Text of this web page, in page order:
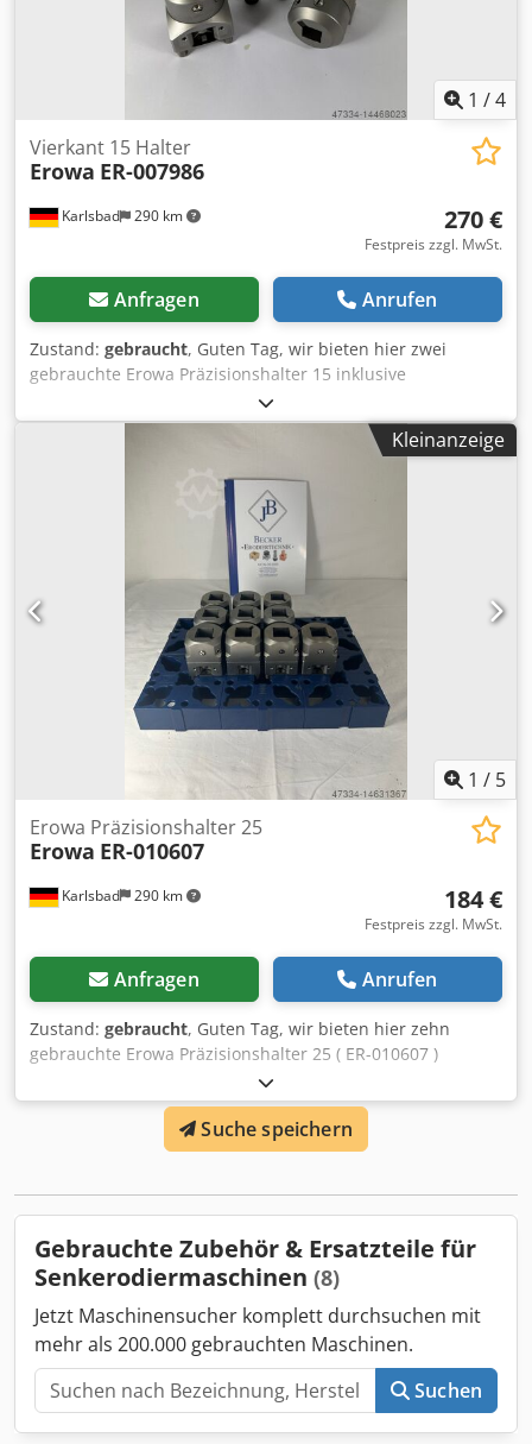
1 /4
Karlsbad 290 km
Vierkant 15 Halter
Erowa ER-007986
270 €
Festpreis zzgl. MwSt.
Anfragen Anrufen
Zustand: gebraucht, Guten Tag, wir bieten hier zwei
gebrauchte Erowa Präzisionshalter 15 inklusive
Spannzapfen an. Diese wurden bei uns zerlegt,gereinigt
und Zusätzlich noch eine Funktionsprüfung durchgeführt.
Die Halter haben übliche Gebrauchsspuren befinden sich
aber technisch in einem sehr guten Zustand. Preis für
beide Halter mit Spannzapfen zzgl. Mwst. Haben Sie
hierzu fragen, dann stehen wir Ihnen gerne zur
Verfügung. Versand gegen Aufpreis möglich. Djdpfsq Hu S
Kleinanzeige
1 / 5
Karlsbad 290 km
Erowa Präzisionshalter 25
Erowa ER-010607
184 €
Festpreis zzgl. MwSt.
Anfragen Anrufen
Zustand: gebraucht, Guten Tag, wir bieten hier zehn
gebrauchte Erowa Präzisionshalter 25 ( ER-010607 )
inklusive Spannzapfen an .Diese wurden bei uns
zerlegt,gereinigt und Zusätzlich noch eine
Funktionsprüfung durchgeführt. Die Halter haben übliche
Gebrauchsspuren befinden sich aber technisch in einem
Mwst. Haben Sie hierzu fragen, dann stehen wir Ihnen
Dodpsq Turiofx Akgokr
Suche speichern
Gebrauchte Zubehör & Ersatzteile für
Senkerodiermaschinen (8)
Jetzt Maschinensucher komplett durchsuchen mit
mehr als 200.000 gebrauchten Maschinen.
Suchen